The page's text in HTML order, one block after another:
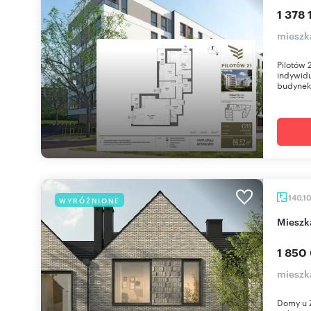
1 378
Pilotów
WYRÓŻNIONE
1 850
Domy u